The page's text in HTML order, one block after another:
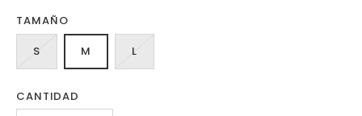
TAMAÑO
S
M L
CANTIDAD